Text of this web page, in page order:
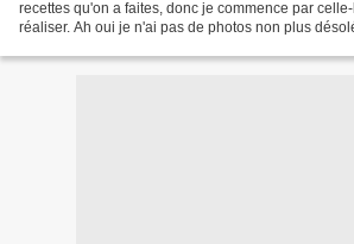
recettes qu'on a faites, donc je commence par
réaliser. Ah oui je n'ai pas de photos non plus